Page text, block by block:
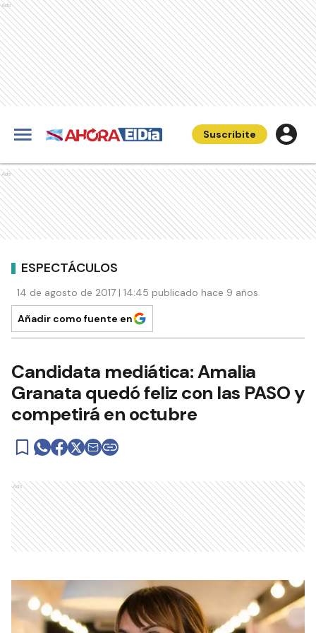
Ads
Suscribite
Ads
ESPECTÁCULOS
14 de agosto de 2017 | 14:45 publicado hace 9 años
Añadir como fuente en
Candidata mediática: Amalia
Granata quedó feliz con las PASO y
competirá en octubre
Ads